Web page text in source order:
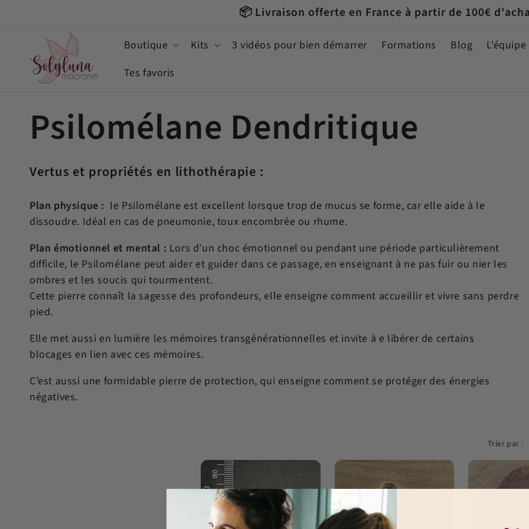
📦 Livraison offerte en France à partir de 100€
Boutique Kits 3 vidéos pour bien démarrer Formations Blog L'équipe
Tes favoris
C
o
l
l
e
c
t
Psilomélane Dendritique
Vertus et propriétés en lithothérapie :
Plan physique : le Psilomélane est excellent lorsque trop de mucus se forme, car elle aide à le
dissoudre. Idéal en cas de pneumonie, toux encombrée ou rhume.
Plan émotionnel et mental : Lors d’un choc émotionnel ou pendant une période particulièrement
difficile, le Psilomélane peut aider et guider dans ce passage, en enseignant à ne pas fuir ou nier les
ombres et les soucis qui tourmentent.
Cette pierre connaît la sagesse des profondeurs, elle enseigne comment accueillir et vivre sans perdre
pied.
Elle met aussi en lumière les mémoires transgénérationnelles et invite à e libérer de certains
blocages en lien avec ces mémoires.
C’est aussi une formidable pierre de protection, qui enseigne comment se protéger des énergies
négatives.
Trier par :